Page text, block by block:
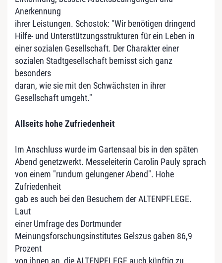
Anerkennung
ihrer Leistungen. Schostok: "Wir benötigen dringend
Hilfe- und Unterstützungsstrukturen für ein Leben in
einer sozialen Gesellschaft. Der Charakter einer
sozialen Stadtgesellschaft bemisst sich ganz
besonders
daran, wie sie mit den Schwächsten in ihrer
Gesellschaft umgeht."
Allseits hohe Zufriedenheit
Im Anschluss wurde im Gartensaal bis in den späten
Abend genetzwerkt. Messeleiterin Carolin Pauly sprach
von einem "rundum gelungener Abend". Hohe
Zufriedenheit
gab es auch bei den Besuchern der ALTENPFLEGE.
Laut
einer Umfrage des Dortmunder
Meinungsforschungsinstitutes Gelszus gaben 86,9
Prozent
von ihnen an, die ALTENPFLEGE auch künftig zu